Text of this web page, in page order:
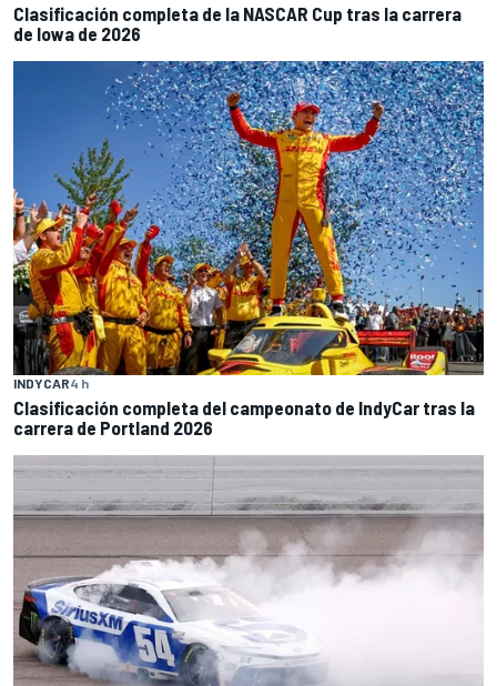
Clasificación completa de la NASCAR Cup tras la carrera
de Iowa de 2026
INDYCAR4 h
Clasificación completa del campeonato de IndyCar tras la
carrera de Portland 2026